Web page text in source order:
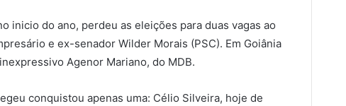
inicio do ano, perdeu as eleições para duas vagas ao
e ex-senador Wilder Morais (PSC). Em Goiânia
Agenor Mariano, do MDB.
conquistou apenas uma: Célio Silveira, hoje de